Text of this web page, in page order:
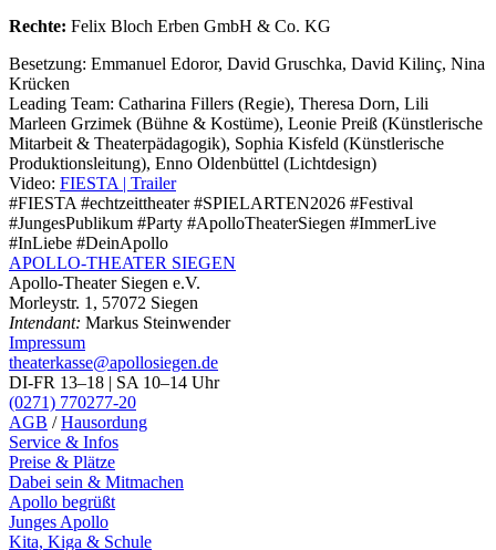
Rechte: Felix Bloch Erben GmbH & Co. KG
Besetzung: Emmanuel Edoror, David Gruschka, David Kilinç, Nina
Krücken
Leading Team: Catharina Fillers (Regie), Theresa Dorn, Lili
Marleen Grzimek (Bühne & Kostüme), Leonie Preiß (Künstlerische
Mitarbeit & Theaterpädagogik), Sophia Kisfeld (Künstlerische
Produktionsleitung), Enno Oldenbüttel (Lichtdesign)
Video: FIESTA | Trailer
#FIESTA #echtzeittheater #SPIELARTEN2026 #Festival
#JungesPublikum #Party #ApolloTheaterSiegen #ImmerLive
#InLiebe #DeinApollo
APOLLO-THEATER SIEGEN
Apollo-Theater Siegen e.V.
Morleystr. 1, 57072 Siegen
Intendant: Markus Steinwender
Impressum
theaterkasse@apollosiegen.de
DI-FR 13–18 | SA 10–14 Uhr
(0271) 770277-20
AGB /Hausordung
Service & Infos
Preise & Plätze
Dabei sein & Mitmachen
Apollo begrüßt
Junges Apollo
Kita, Kiga & Schule